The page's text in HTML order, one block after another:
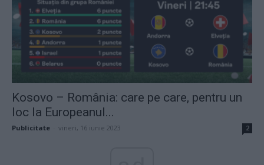
Kosovo – România: care pe care, pentru un
loc la Europeanul...
Publicitate vineri, 16 iunie 2023 2